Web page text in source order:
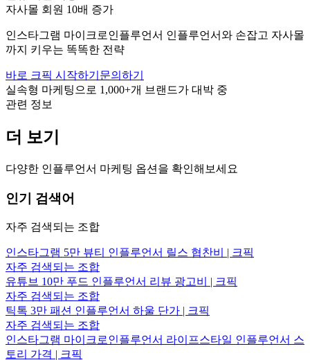
자사몰 회원 10배 증가
인스타그램 마이크로인플루언서 인플루언서와 손잡고 자사몰
까지 키우는 똑똑한 전략
바로 크픽 시작하기 문의하기
실속형 마케팅으로 1,000+개 브랜드가 대박 중
관련 정보
더 보기
다양한 인플루언서 마케팅 옵션을 확인해보세요
인기 검색어
자주 검색되는 조합
인스타그램 5만 뷰티 인플루언서 릴스 협찬비 | 크픽
자주 검색되는 조합
유튜브 10만 푸드 인플루언서 리뷰 광고비 | 크픽
자주 검색되는 조합
틱톡 3만 패션 인플루언서 하울 단가 | 크픽
자주 검색되는 조합
인스타그램 마이크로인플루언서 라이프스타일 인플루언서 스
토리 가격 | 크픽